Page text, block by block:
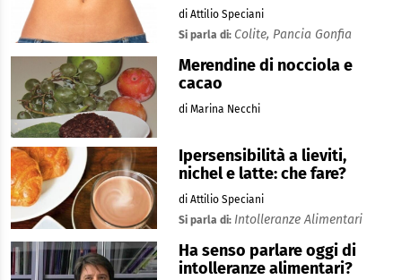
di Attilio Speciani
Si parla di: Colite, Pancia Gonfia
Merendine di nocciola e
cacao
di Marina Necchi
Ipersensibilità a lieviti,
nichel e latte: che fare?
di Attilio Speciani
Si parla di: Intolleranze Alimentari
Ha senso parlare oggi di
intolleranze alimentari?